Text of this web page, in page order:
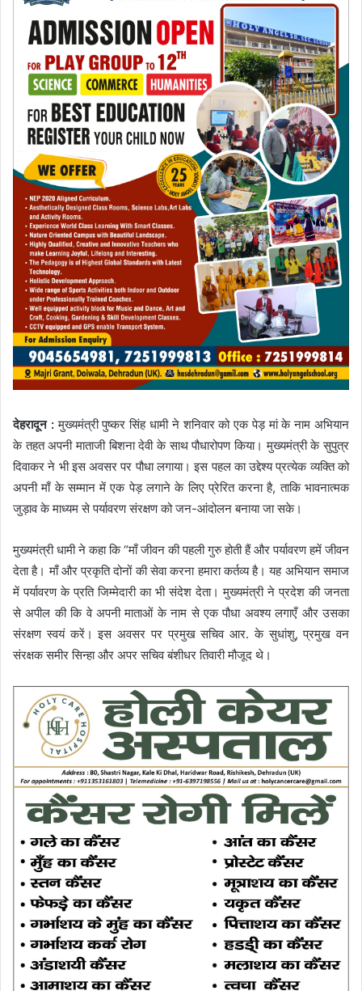
देहरादून :मुख्यमंत्री पुष्कर सिंह धामी ने शनिवार को एक पेड़ मां के नाम अभियान
के तहत अपनी माताजी बिशना देवी के साथ पौधारोपण किया। मुख्यमंत्री के सुपुत्र
दिवाकर ने भी इस अवसर पर पौधा लगाया। इस पहल का उद्देश्य प्रत्येक व्यक्ति को
अपनी माँ के सम्मान में एक पेड़ लगाने के लिए प्रेरित करना है, ताकि भावनात्मक
जुड़ाव के माध्यम से पर्यावरण संरक्षण को जन-आंदोलन बनाया जा सके।
मुख्यमंत्री धामी ने कहा कि “माँ जीवन की पहली गुरु होती हैं और पर्यावरण हमें जीवन
देता है। माँ और प्रकृति दोनों की सेवा करना हमारा कर्तव्य है। यह अभियान समाज
में पर्यावरण के प्रति जिम्मेदारी का भी संदेश देता। मुख्यमंत्री ने प्रदेश की जनता
से अपील की कि वे अपनी माताओं के नाम से एक पौधा अवश्य लगाएँ और उसका
संरक्षण स्वयं करें। इस अवसर पर प्रमुख सचिव आर. के सुधांशु, प्रमुख वन
संरक्षक समीर सिन्हा और अपर सचिव बंशीधर तिवारी मौजूद थे।